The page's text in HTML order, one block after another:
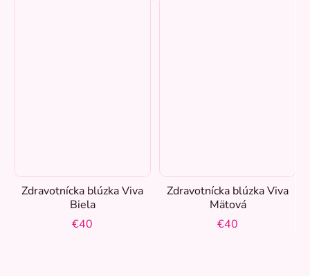
Zdravotnícka blúzka Viva
Biela
€40
Zdravotnícka blúzka Viva
Mätová
€40